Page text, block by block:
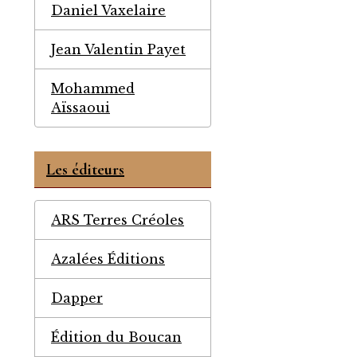
Daniel Vaxelaire
Jean Valentin Payet
Mohammed
Aïssaoui
Les éditeurs
ARS Terres Créoles
Azalées Éditions
Dapper
Édition du Boucan